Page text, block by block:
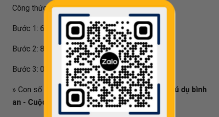
Công thức tính đối với biển số64646như sau:
Bước 1: 64646 / 80 = 808.075
Bước 2: 808.075 - 808 = 0.075
Bước 3: 0.075 * 80 = 6
» Con số phong thủy6mang thêm ý nghĩa là:
Phú dụ bình
an - Cuộc sống an nhàn hưởng thụ